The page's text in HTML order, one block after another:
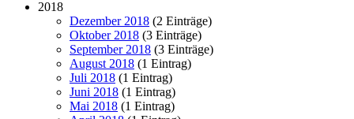
2018
Dezember 2018 (2 Einträge)
Oktober 2018 (3 Einträge)
September 2018 (3 Einträge)
August 2018 (1 Eintrag)
Juli 2018 (1 Eintrag)
Juni 2018 (1 Eintrag)
Mai 2018 (1 Eintrag)